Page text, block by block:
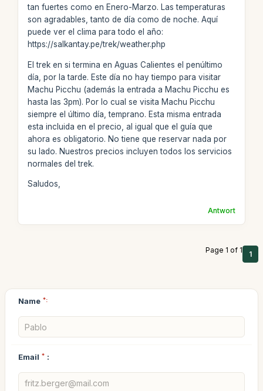
tan fuertes como en Enero-Marzo. Las temperaturas
son agradables, tanto de día como de noche. Aquí
puede ver el clima para todo el año:
https://salkantay.pe/trek/weather.php
El trek en si termina en Aguas Calientes el penúltimo
día, por la tarde. Este día no hay tiempo para visitar
Machu Picchu (además la entrada a Machu Picchu es
hasta las 3pm). Por lo cual se visita Machu Picchu
siempre el último día, temprano. Esta misma entrada
esta incluida en el precio, al igual que el guía que
ahora es obligatorio. No tiene que reservar nada por
su lado. Nuestros precios incluyen todos los servicios
normales del trek.
Saludos,
Antwort
Page 1 of 1 1
Name *:
Email * :